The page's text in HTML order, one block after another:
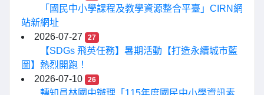
「國民中小學課程及教學資源整合平臺」CIRN網
站新網址
2026-07-27
27
【SDGs 飛英任務】暑期活動【打造永續城市藍
圖】熱烈開跑！
2026-07-10
26
轉知員林國中辦理「115年度國民中小學資訊素